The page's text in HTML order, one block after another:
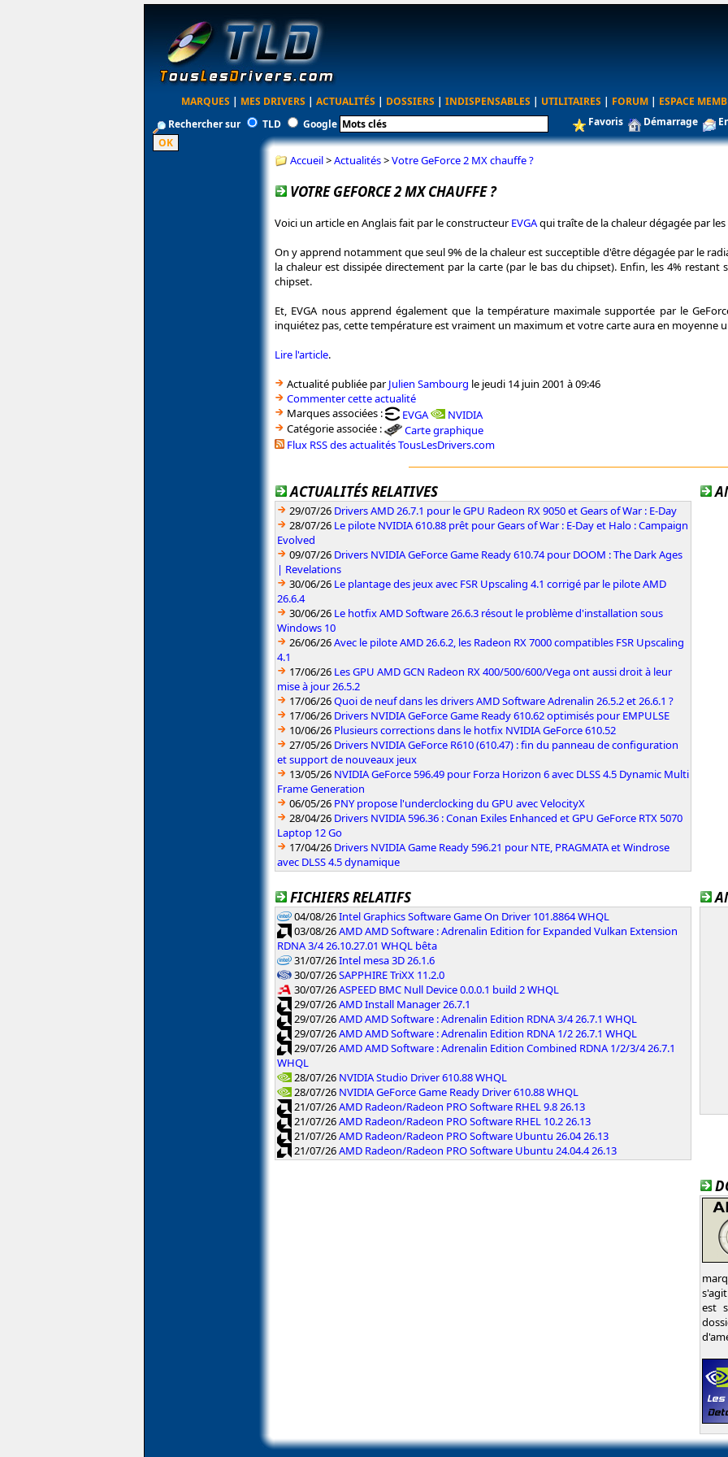
MARQUES | MES DRIVERS | ACTUALITÉS | DOSSIERS | INDISPENSABLES | UTILITAIRES | FORUM | ESPACE
Rechercher sur
TLD Google Favoris Démarrage
Accueil>Actualités>Votre GeForce 2 MX chauffe ?
VOTRE GEFORCE 2 MX CHAUFFE ?
Voici un article en Anglais fait par le constructeurEVGAqui traîte de la chaleur dégagée par les
On y apprend notamment que seul 9% de la chaleur est succeptible d'être dégagée par le
la chaleur est dissipée directement par la carte (par le bas du chipset). Enfin, les 4% restant
chipset.
Et, EVGA nous apprend également que la température maximale supportée par le
inquiétez pas, cette température est vraiment un maximum et votre carte aura en moyenne
Lire l'article.
Actualité publiée parJulien Sambourg le jeudi 14 juin 2001 à 09:46
Commenter cette actualité
Marques associées :
EVGA
NVIDIA
Catégorie associée :
Carte graphique
Flux RSS des actualités TousLesDrivers.com
ACTUALITÉS RELATIVES
29/07/26 Drivers AMD 26.7.1 pour le GPU Radeon RX 9050 et Gears of War : E-Day
28/07/26 Le pilote NVIDIA 610.88 prêt pour Gears of War : E-Day et Halo : Campaign
Evolved
09/07/26 Drivers NVIDIA GeForce Game Ready 610.74 pour DOOM : The Dark Ages
| Revelations
30/06/26 Le plantage des jeux avec FSR Upscaling 4.1 corrigé par le pilote AMD
26.6.4
30/06/26 Le hotfix AMD Software 26.6.3 résout le problème d'installation sous
Windows 10
26/06/26Avec le pilote AMD 26.6.2, les Radeon RX 7000 compatibles FSR Upscaling
4.1
17/06/26 Les GPU AMD GCN Radeon RX 400/500/600/Vega ont aussi droit à leur
mise à jour 26.5.2
17/06/26Quoi de neuf dans les drivers AMD Software Adrenalin 26.5.2 et 26.6.1 ?
17/06/26 Drivers NVIDIA GeForce Game Ready 610.62 optimisés pour EMPULSE
10/06/26 Plusieurs corrections dans le hotfix NVIDIA GeForce 610.52
27/05/26 Drivers NVIDIA GeForce R610 (610.47) : fin du panneau de configuration
et support de nouveaux jeux
13/05/26 NVIDIA GeForce 596.49 pour Forza Horizon 6 avec DLSS 4.5 Dynamic Multi
Frame Generation
06/05/26 PNY propose l'underclocking du GPU avec VelocityX
28/04/26 Drivers NVIDIA 596.36 : Conan Exiles Enhanced et GPU GeForce RTX 5070
Laptop 12 Go
17/04/26 Drivers NVIDIA Game Ready 596.21 pour NTE, PRAGMATA et Windrose
avec DLSS 4.5 dynamique
FICHIERS RELATIFS
04/08/26Intel Graphics Software Game On Driver 101.8864 WHQL
03/08/26AMD AMD Software : Adrenalin Edition for Expanded Vulkan Extension
RDNA 3/4 26.10.27.01 WHQL bêta
31/07/26Intel mesa 3D 26.1.6
30/07/26SAPPHIRE TriXX 11.2.0
30/07/26ASPEED BMC Null Device 0.0.0.1 build 2 WHQL
29/07/26AMD Install Manager 26.7.1
29/07/26AMD AMD Software : Adrenalin Edition RDNA 3/4 26.7.1 WHQL
29/07/26AMD AMD Software : Adrenalin Edition RDNA 1/2 26.7.1 WHQL
29/07/26AMD AMD Software : Adrenalin Edition Combined RDNA 1/2/3/4 26.7.1
WHQL
28/07/26 NVIDIA Studio Driver 610.88 WHQL
28/07/26 NVIDIA GeForce Game Ready Driver 610.88 WHQL
21/07/26AMD Radeon/Radeon PRO Software RHEL 9.8 26.13
21/07/26AMD Radeon/Radeon PRO Software RHEL 10.2 26.13
21/07/26AMD Radeon/Radeon PRO Software Ubuntu 26.04 26.13
21/07/26AMD Radeon/Radeon PRO Software Ubuntu 24.04.4 26.13
est